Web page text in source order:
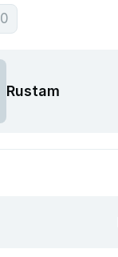
0
Rustam